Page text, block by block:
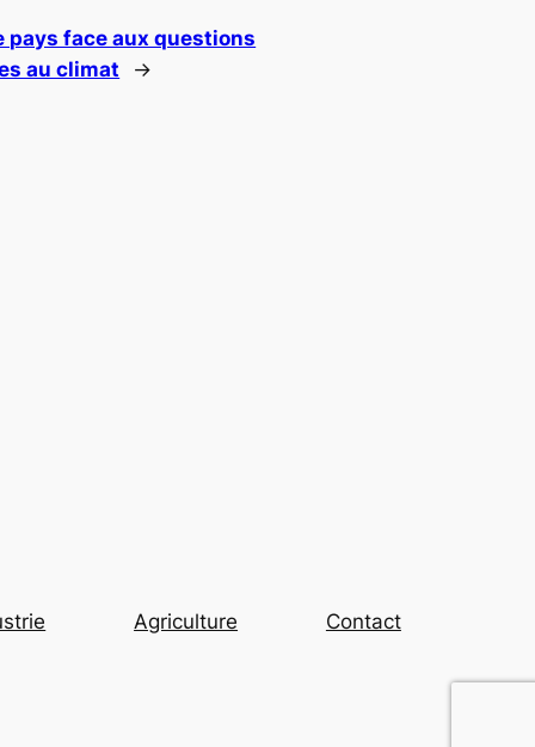
pays face aux questions
au climat
→
Agriculture Contact